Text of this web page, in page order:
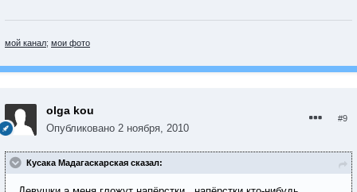
мой канал; мои фото
olga kou
Опубликовано 2 ноября, 2010
#9
Кусака Мадагаскарская сказал: